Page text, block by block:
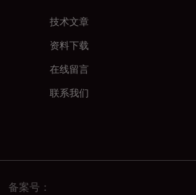
技术文章
资料下载
在线留言
联系我们
备案号：